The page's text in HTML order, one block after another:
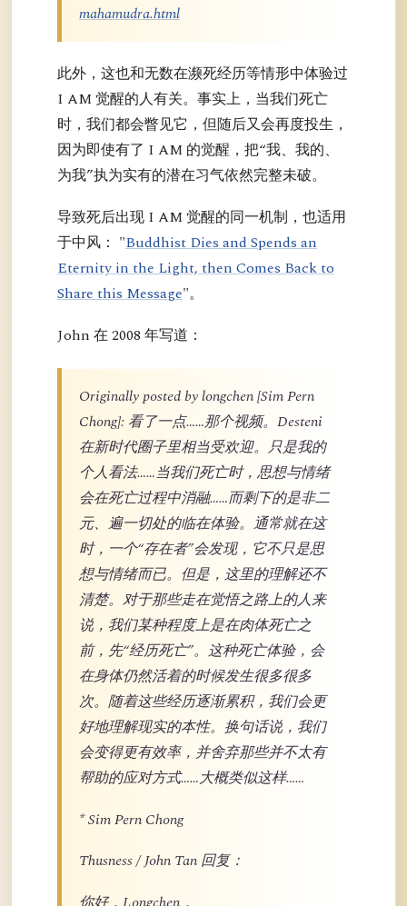
mahamudra.html
此外，这也和无数在濒死经历等情形中体验过
I AM 觉醒的人有关。事实上，当我们死亡
时，我们都会瞥见它，但随后又会再度投生，
因为即使有了 I AM 的觉醒，把“我、我的、
为我”执为实有的潜在习气依然完整未破。
导致死后出现 I AM 觉醒的同一机制，也适用
于中风： "Buddhist Dies and Spends an
Eternity in the Light, then Comes Back to
Share this Message"。
John 在 2008 年写道：
Originally posted by longchen [Sim Pern
Chong]: 看了一点……那个视频。Desteni
在新时代圈子里相当受欢迎。只是我的
个人看法……当我们死亡时，思想与情绪
会在死亡过程中消融……而剩下的是非二
元、遍一切处的临在体验。通常就在这
时，一个“存在者”会发现，它不只是思
想与情绪而已。但是，这里的理解还不
清楚。对于那些走在觉悟之路上的人来
说，我们某种程度上是在肉体死亡之
前，先“经历死亡”。这种死亡体验，会
在身体仍然活着的时候发生很多很多
次。随着这些经历逐渐累积，我们会更
好地理解现实的本性。换句话说，我们
会变得更有效率，并舍弃那些并不太有
帮助的应对方式……大概类似这样……
* Sim Pern Chong
Thusness / John Tan 回复：